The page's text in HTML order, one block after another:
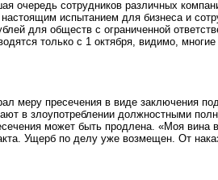
очередь сотрудников различных
испытанием для бизнеса и
для обществ с ограниченной
только с 1 октября, видимо,
меру пресечения в виде заключения
в злоупотреблении должностными
может быть продлена. «Моя вина
Ущерб по делу уже возмещен. От